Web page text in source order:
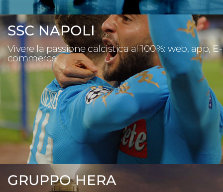
SSC NAPOLI
Vivere la passione calcistica al 100%: web, app, E-
commerce
GRUPPO HERA